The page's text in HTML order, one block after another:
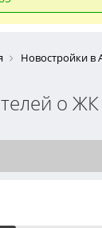
Новостройки в
о ЖК